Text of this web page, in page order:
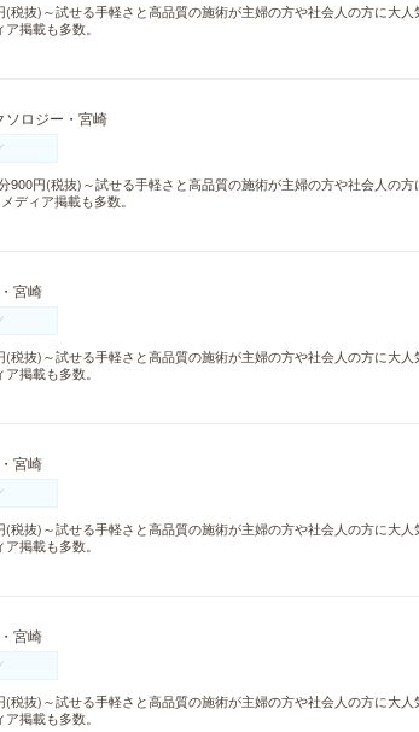
税抜)～試せる手軽さと高品質の施術が主婦の方や社会人の方に大
掲載も多数。
ソロジー・宮崎
900円(税抜)～試せる手軽さと高品質の施術が主婦の方や社会人の
ディア掲載も多数。
宮崎
税抜)～試せる手軽さと高品質の施術が主婦の方や社会人の方に大
掲載も多数。
宮崎
税抜)～試せる手軽さと高品質の施術が主婦の方や社会人の方に大
掲載も多数。
宮崎
税抜)～試せる手軽さと高品質の施術が主婦の方や社会人の方に大
掲載も多数。